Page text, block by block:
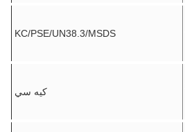
KC/PSE/UN38.3/MSDS
كيه سي